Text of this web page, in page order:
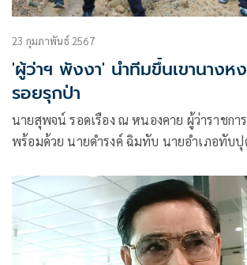
23 กุมภาพันธ์ 2567
'ผู้ว่าฯ พังงา' นำทีมขึ้นเขานางห
รอยรุกป่า
นายสุพจน์ รอดเรือง ณ หนองคาย ผู้ว่าราชกา
พร้อมด้วย นายดำรงค์ ฉิมทับ นายอำเภอทับ
พังงา